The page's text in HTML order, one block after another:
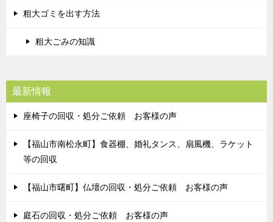
粗大ゴミを出す方法
粗大ごみの知識
最新情報
座椅子の回収・処分ご依頼 お客様の声
【福山市南松永町】食器棚、婚礼タンス、扇風機、ラケット
等の回収
【福山市曙町】仏壇の回収・処分ご依頼 お客様の声
庭石の回収・処分ご依頼 お客様の声